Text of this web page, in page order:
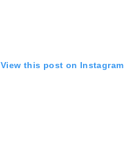
View this post on Instagram